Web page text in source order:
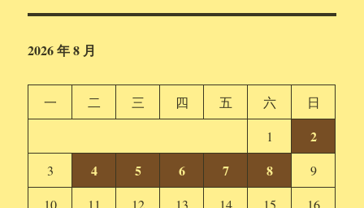
2026 年 8 月
一 二 三 四 五 六
日
1
2
3 4 5 6 7 8
9
10
11 12 13 14 15
16